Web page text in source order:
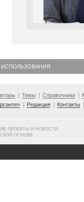
Темы Справочники
Редакция Контакты
ПРОЕКТЫ И НОВОСТИ
ОСНОВЕ